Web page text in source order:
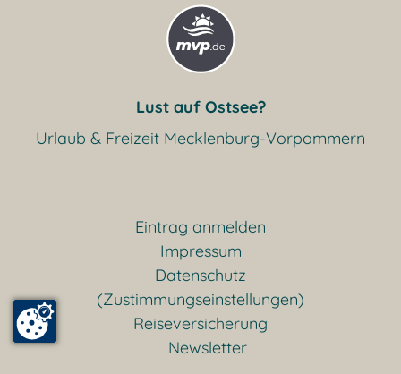
Lust auf Ostsee?
Urlaub & Freizeit Mecklenburg-Vorpommern
Eintrag anmelden
Impressum
Datenschutz
(Zustimmungseinstellungen)
Reiseversicherung
Newsletter